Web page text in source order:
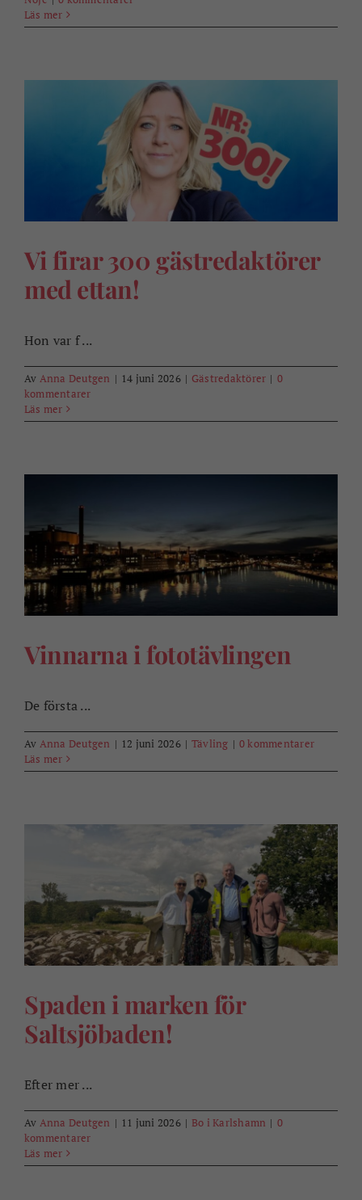
Läs mer
Vi firar 300 gästredaktörer
med ettan!
Hon var f ...
Av Anna Deutgen | 14 juni 2026 | Gästredaktörer | 0
kommentarer
Läs mer
Vinnarna i fototävlingen
De första ...
Av Anna Deutgen | 12 juni 2026 | Tävling | 0 kommentarer
Läs mer
Spaden i marken för
Saltsjöbaden!
Efter mer ...
Av Anna Deutgen | 11 juni 2026 | Bo i Karlshamn | 0
kommentarer
Läs mer